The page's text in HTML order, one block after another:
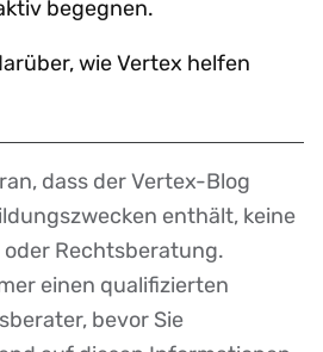
begegnen.
wie Vertex helfen
dass der Vertex-Blog
enthält, keine
Rechtsberatung.
einen qualifizierten
bevor Sie